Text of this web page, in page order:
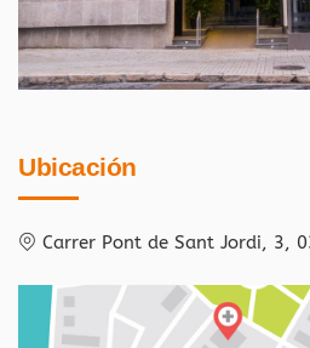
Ubicación
Carrer Pont de Sant Jordi, 3,